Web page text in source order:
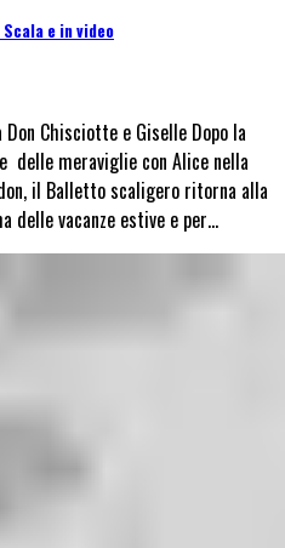
e in video
Chisciotte e Giselle Dopo la
delle meraviglie con Alice nella
il Balletto scaligero ritorna alla
delle vacanze estive e per…